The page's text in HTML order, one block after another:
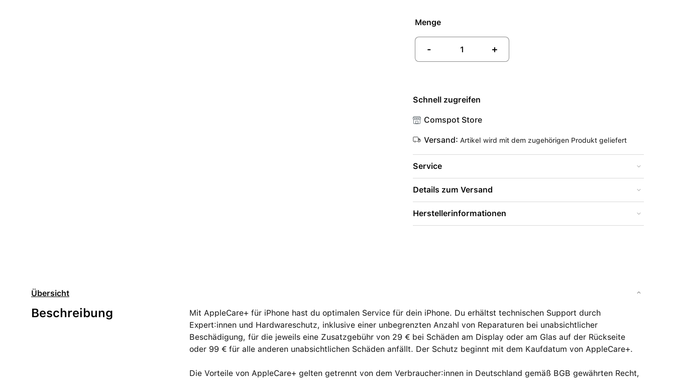
Menge
- +
Schnell zugreifen
Comspot Store
Versand: Artikel wird mit dem zugehörigen Produkt geliefert
Service
Details zum Versand
Herstellerinformationen
Übersicht
Beschreibung
Mit AppleCare+ für iPhone hast du optimalen Service für dein iPhone. Du erhältst technischen Support durch
Expert:innen und Hardware­schutz, inklusive einer unbegrenzten Anzahl von Reparaturen bei unabsicht­licher
Beschädigung, für die jeweils eine Zusatzgebühr von 29 € bei Schäden am Display oder am Glas auf der Rückseite
oder 99 € für alle anderen unabsicht­lichen Schäden anfällt. Der Schutz beginnt mit dem Kaufdatum von AppleCare+.
Die Vorteile von AppleCare+ gelten getrennt von dem Verbraucher:innen in Deutschland gemäß BGB gewährten Recht,